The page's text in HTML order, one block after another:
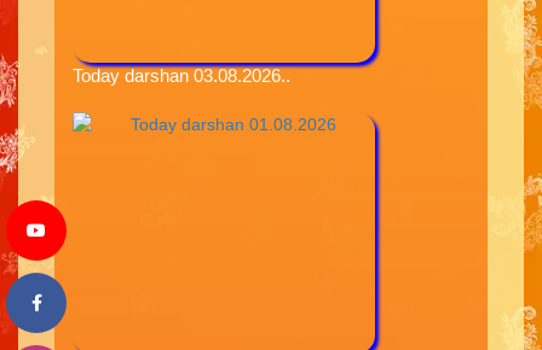
Today darshan 03.08.2026..